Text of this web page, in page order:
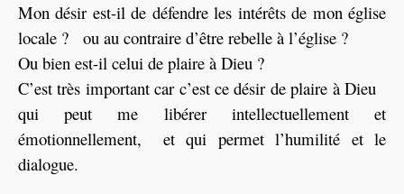
Mon désir est-il de défendre les intérêts de mon église
locale ? ou au contraire d’être rebelle à l’église ?
Ou bien est-il celui de plaire à Dieu ?
C’est très important car c’est ce désir de plaire à Dieu
qui peut me libérer intellectuellement et
émotionnellement, et qui permet l’humilité et le
dialogue.